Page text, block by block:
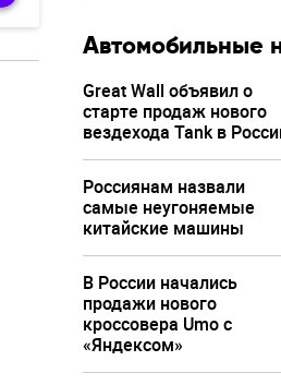
Автомобильные
Great Wall объявил о
старте продаж нового
вездехода Tank в
Россиянам назвали
самые неугоняемые
китайские машины
В России начались
продажи нового
кроссовера Umo с
«Яндексом»